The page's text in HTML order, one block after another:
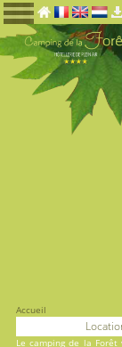
Accueil
Lecamping de la Forêt